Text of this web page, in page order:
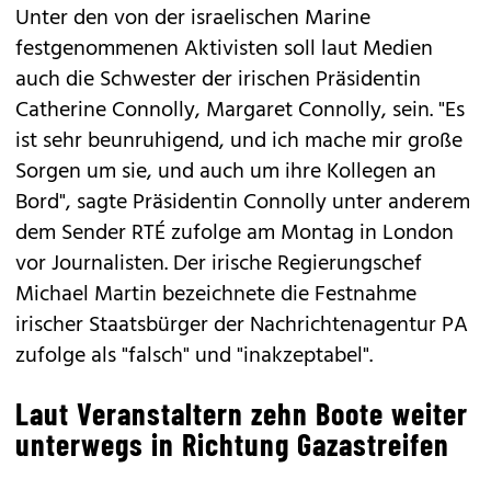
Unter den von der israelischen Marine
festgenommenen Aktivisten soll laut Medien
auch die Schwester der irischen Präsidentin
Catherine Connolly, Margaret Connolly, sein. "Es
ist sehr beunruhigend, und ich mache mir große
Sorgen um sie, und auch um ihre Kollegen an
Bord", sagte Präsidentin Connolly unter anderem
dem Sender RTÉ zufolge am Montag in London
vor Journalisten. Der irische Regierungschef
Michael Martin bezeichnete die Festnahme
irischer Staatsbürger der Nachrichtenagentur PA
zufolge als "falsch" und "inakzeptabel".
Laut Veranstaltern zehn Boote weiter
unterwegs in Richtung Gazastreifen